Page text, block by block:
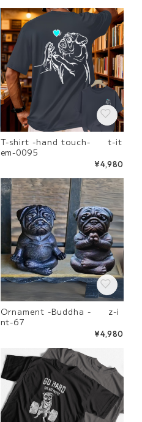
T-shirt -hand touch- t-it
em-0095
¥4,980
Ornament -Buddha - z-i
nt-67
¥4,980